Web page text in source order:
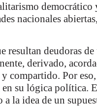
democrático
nacionales
resultan deudoras
derivado,
compartido. Por
su lógica política.
la idea de un